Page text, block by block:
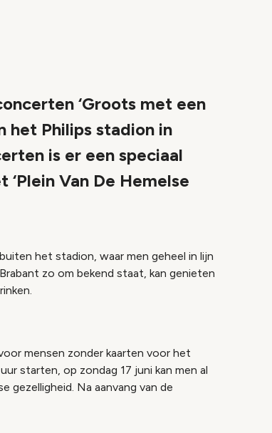
‘Groots met een
het Philips stadion in
is er een speciaal
Van De Hemelse
het stadion, waar men geheel in lijn
zo om bekend staat, kan genieten
mensen zonder kaarten voor het
starten, op zondag 17 juni kan men al
gezelligheid. Na aanvang van de